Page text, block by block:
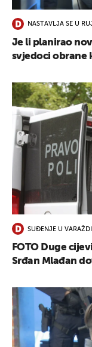
NASTAVLJA SE U
Je li planirao
svjedoci obrane
SUĐENJE U
FOTO Duge
Srđan Mlađan